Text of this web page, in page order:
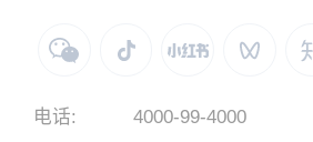
电话:
4000-99-4000